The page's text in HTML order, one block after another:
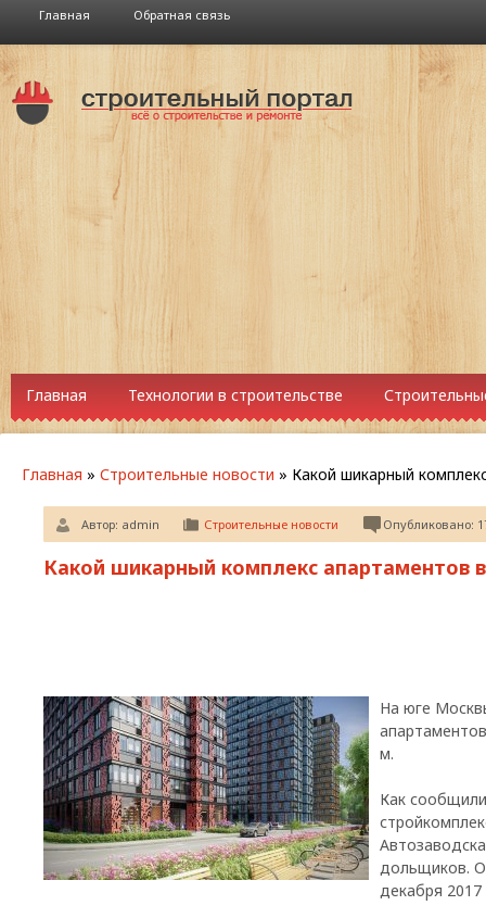
Главная Обратная связь
Главная Технологии в строительстве
Главная » Строительные новости » Какой шикарный
Автор: admin Строительные новости Опубликовано:
Какой шикарный комплекс апартаментов
На юге
м.
Как
дольщиков.
декабря 2017